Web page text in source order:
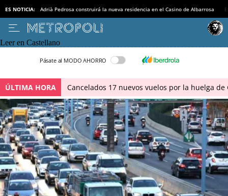
ES NOTICIA: Adrià Pedrosa construirá la nueva residencia en el Casino de Albarrosa
Leer en Castellano
Pásate al MODO AHORRO
ÚLTIMA HORA Cancelados 17 nuevos vuelos por la huelga